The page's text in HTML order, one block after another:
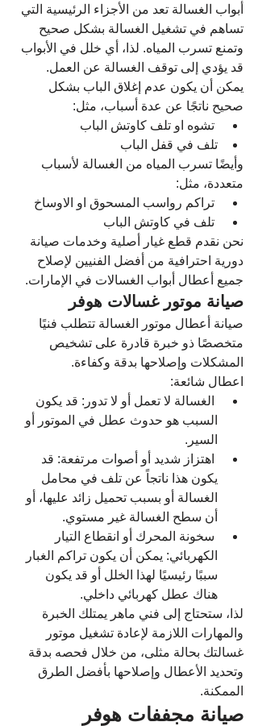
أبواب الغسالة تعد من الأجزاء الرئيسية التي
تساهم في تشغيل الغسالة بشكل صحيح
وتمنع تسرب المياه. لذا، أي خلل في الأبواب
قد يؤدي إلى توقف الغسالة عن العمل.
يمكن أن يكون عدم إغلاق الباب بشكل
صحيح ناتجًا عن عدة أسباب، مثل:
تشوه او تلف كاوتش الباب
تلف في قفل الباب
وأيضًا تسرب المياه من الغسالة لأسباب
متعددة، مثل:
تراكم رواسب المسحوق او الاوساخ
تلف في كاوتش الباب
نحن نقدم قطع غيار أصلية وخدمات صيانة
دورية احترافية من أفضل الفنيين لإصلاح
جميع أعطال أبواب الغسالات في الإمارات.
صيانة موتور غسالات هوفر
صيانة
أعطال موتور الغسالة تتطلب فنيًا
متخصصًا ذو خبرة قادرة على تشخيص
المشكلات وإصلاحها بدقة وكفاءة.
اعطال شائعة:
الغسالة لا تعمل أو لا تدور: قد يكون
السبب هو حدوث عطل في الموتور أو
السير.
اهتزاز شديد أو أصوات مرتفعة: قد
يكون هذا ناتجاً عن تلف في محامل
الغسالة أو بسبب تحميل زائد عليها، أو
أن سطح الغسالة غير مستوي.
سخونة المحرك أو انقطاع التيار
الكهربائي: يمكن أن يكون تراكم الغبار
سببًا رئيسيًا لهذا الخلل أو قد يكون
هناك عطل كهربائي داخلي.
لذا، ستحتاج إلى فني ماهر يمتلك الخبرة
والمهارات اللازمة لإعادة تشغيل موتور
غسالتك بحالة مثلى، من خلال فحصه بدقة
وتحديد الأعطال وإصلاحها بأفضل الطرق
الممكنة.
صيانة مجففات هوفر